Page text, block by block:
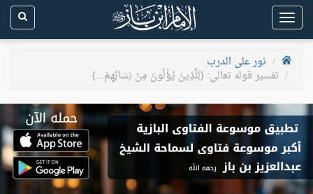
Toggle
navigation
نور على الدرب
تفسير قوله تعالى: {لِلَّذِينَ يُؤْلُونَ مِنْ نِسَائِهِمْ...}